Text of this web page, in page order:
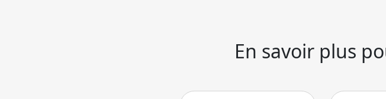
En savoir plus